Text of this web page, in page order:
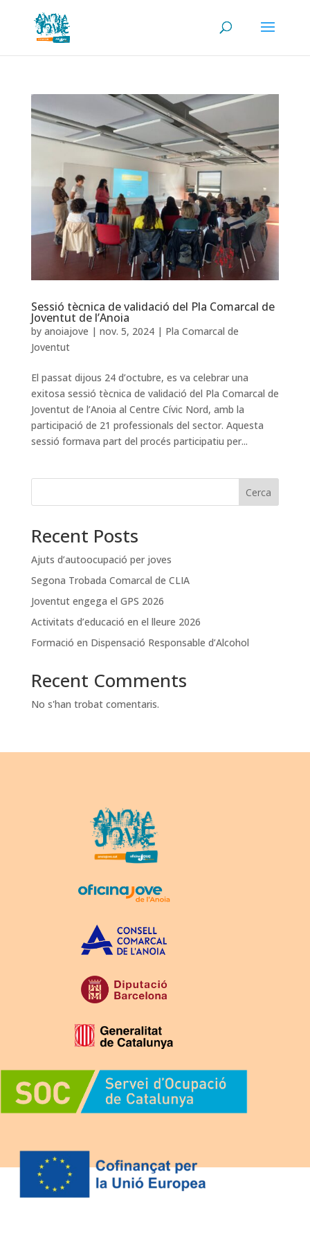
Sessió tècnica de validació del Pla Comarcal de
Joventut de l’Anoia
by anoiajove | nov. 5, 2024| Pla Comarcal de
Joventut
El passat dijous 24 d’octubre, es va celebrar una
exitosa sessió tècnica de validació del Pla Comarcal de
Joventut de l’Anoia al Centre Cívic Nord, amb la
participació de 21 professionals del sector. Aquesta
sessió formava part del procés participatiu per...
Cerca
Recent Posts
Ajuts d’autoocupació per joves
Segona Trobada Comarcal de CLIA
Joventut engega el GPS 2026
Activitats d’educació en el lleure 2026
Formació en Dispensació Responsable d’Alcohol
Recent Comments
No s'han trobat comentaris.